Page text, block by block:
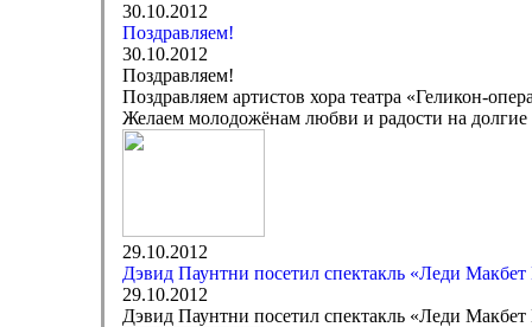
30.10.2012
Поздравляем!
30.10.2012
Поздравляем!
Поздравляем артистов хора театра «Геликон-
Желаем молодожёнам любви и радости на
29.10.2012
Дэвид Паунтни посетил спектакль «Леди
29.10.2012
Дэвид Паунтни посетил спектакль «Леди